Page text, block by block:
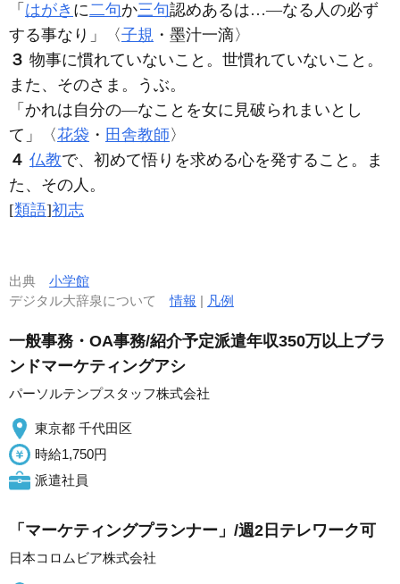
「 はがき に二句か三句認めあるは…―なる人の必ず
する事なり」〈子規 ・墨汁一滴〉
３ 物事に慣れていないこと。世慣れていないこと。
また、そのさま。うぶ。
「かれは自分の―なことを女に見破られまいとし
て」〈花袋 ・ 田舎教師 〉
４ 仏教で、初めて悟りを求める心を発すること。ま
た、その人。
[類語]初志
出典 小学館
デジタル大辞泉について情報 | 凡例
一般事務・OA事務/紹介予定派遣年収350万以上ブラ
ンドマーケティングアシ
パーソルテンプスタッフ株式会社
東京都 千代田区
時給1,750円
派遣社員
「マーケティングプランナー」/週2日テレワーク可
日本コロムビア株式会社